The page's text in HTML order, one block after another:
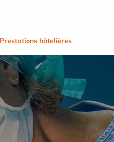
Prestations hôtelières